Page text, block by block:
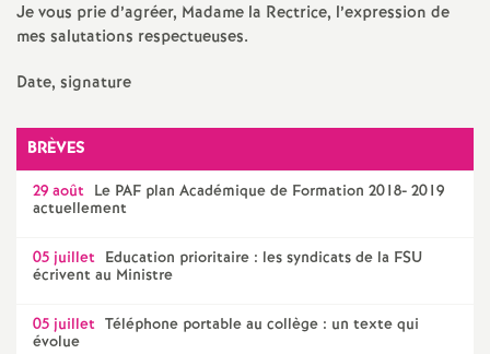
c
o
n
d
Je vous prie d’agréer, Madame la Rectrice, l’expression de
mes salutations respectueuses.
Date, signature
BRÈVES
29 août Le PAF plan Académique de Formation 2018- 2019
actuellement
05 juillet Education prioritaire : les syndicats de la FSU
écrivent au Ministre
05 juillet Téléphone portable au collège : un texte qui
évolue